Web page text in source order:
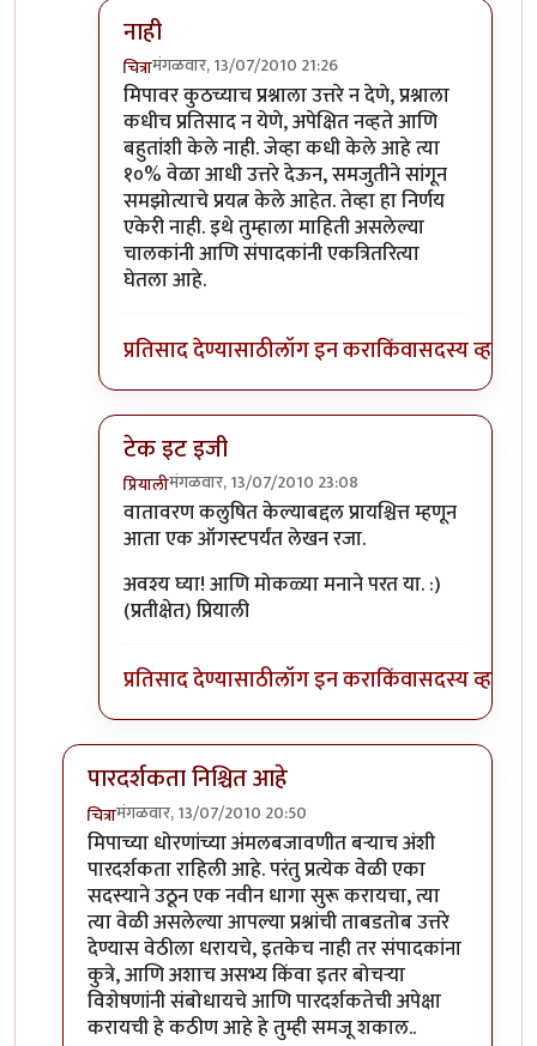
नाही
चित्रामंगळवार, 13/07/2010 21:26
In reply to+१byनितिन थत्ते
मिपावर कुठच्याच प्रश्नाला उत्तरे न देणे, प्रश्नाला
कधीच प्रतिसाद न येणे, अपेक्षित नव्हते आणि
बहुतांशी केले नाही. जेव्हा कधी केले आहे त्या
१०% वेळा आधी उत्तरे देऊन, समजुतीने सांगून
समझोत्याचे प्रयत्न केले आहेत. तेव्हा हा निर्णय
एकेरी नाही. इथे तुम्हाला माहिती असलेल्या
चालकांनी आणि संपादकांनी एकत्रितरित्या
घेतला आहे.
प्रतिसाद देण्यासाठीलॉग इन कराकिंवासदस्य व्हा
टेक इट इजी
प्रियालीमंगळवार, 13/07/2010 23:08
In reply to+१byनितिन थत्ते
वातावरण कलुषित केल्याबद्दल प्रायश्चित्त म्हणून
आता एक ऑगस्टपर्यंत लेखन रजा.
अवश्य घ्या! आणि मोकळ्या मनाने परत या. :)
(प्रतीक्षेत) प्रियाली
प्रतिसाद देण्यासाठीलॉग इन कराकिंवासदस्य व्हा
पारदर्शकता निश्चित आहे
चित्रामंगळवार, 13/07/2010 20:50
In reply toत्याविषयीbyलंबूटांग
मिपाच्या धोरणांच्या अंमलबजावणीत बर्‍याच अंशी
पारदर्शकता राहिली आहे. परंतु प्रत्येक वेळी एका
सदस्याने उठून एक नवीन धागा सुरू करायचा, त्या
त्या वेळी असलेल्या आपल्या प्रश्नांची ताबडतोब उत्तरे
देण्यास वेठीला धरायचे, इतकेच नाही तर संपादकांना
कुत्रे, आणि अशाच असभ्य किंवा इतर बोचर्‍या
विशेषणांनी संबोधायचे आणि पारदर्शकतेची अपेक्षा
करायची हे कठीण आहे हे तुम्ही समजू शकाल..